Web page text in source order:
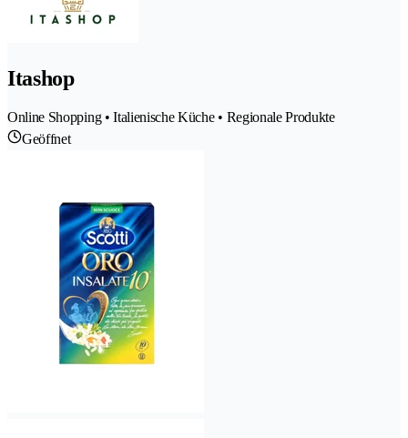
Itashop
Online Shopping • Italienische Küche • Regionale Produkte
Geöffnet